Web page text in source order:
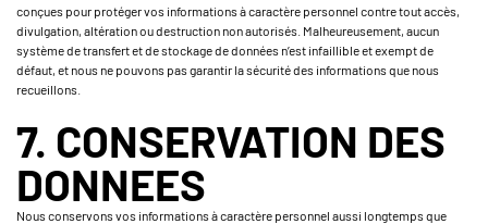
conçues pour protéger vos informations à caractère personnel contre tout accès,
divulgation, altération ou destruction non autorisés. Malheureusement, aucun
système de transfert et de stockage de données n’est infaillible et exempt de
défaut, et nous ne pouvons pas garantir la sécurité des informations que nous
recueillons.
7. CONSERVATION DES
DONNEES
Nous conservons vos informations à caractère personnel aussi longtemps que